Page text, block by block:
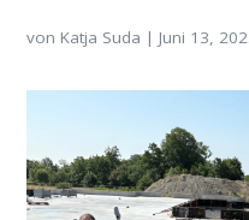
von Katja Suda | Juni 13,